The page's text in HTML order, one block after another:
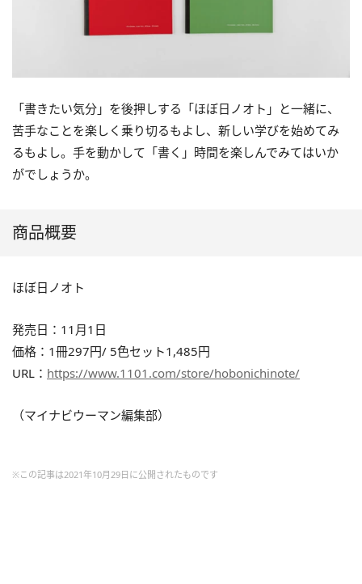
「書きたい気分」を後押しする「ほぼ日ノオト」と一緒に、
苦手なことを楽しく乗り切るもよし、新しい学びを始めてみ
るもよし。手を動かして「書く」時間を楽しんでみてはいか
がでしょうか。
商品概要
ほぼ日ノオト
発売日：11月1日
価格：1冊297円/ 5色セット1,485円
URL： https://www.1101.com/store/hobonichinote/
（マイナビウーマン編集部）
※この記事は2021年10月29日に公開されたものです